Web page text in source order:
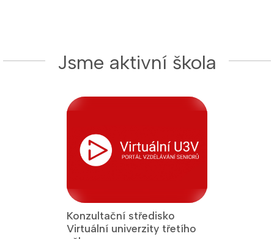
Jsme aktivní škola
Konzultační středisko
Virtuální univerzity třetího